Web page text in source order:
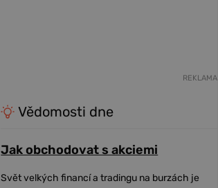
REKLAMA
Vědomosti dne
Jak obchodovat s akciemi
Svět velkých financí a tradingu na burzách je